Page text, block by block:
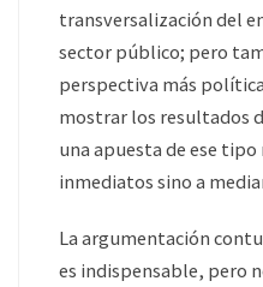
transversalización del
sector público; pero
perspectiva más
mostrar los resultados
una apuesta de ese
inmediatos sino a
La argumentación
es indispensable, pero